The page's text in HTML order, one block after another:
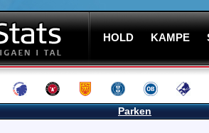
HOLD KAMPE
Parken